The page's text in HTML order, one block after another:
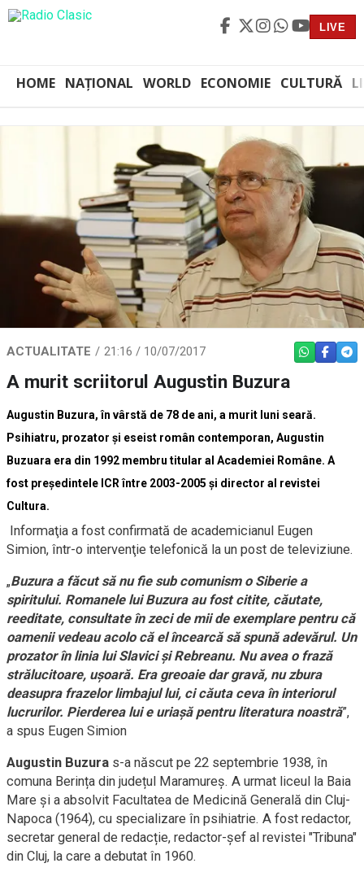
LIVE
HOME NAȚIONAL WORLD ECONOMIE CULTURĂ
ACTUALITATE 21:16 / 10/07/2017 WHATSAPP
A murit scriitorul Augustin Buzura
Augustin Buzura, în vârstă de 78 de ani, a murit luni seară.
Psihiatru, prozator şi eseist român contemporan, Augustin
Buzuara era din 1992 membru titular al Academiei Române. A
fost preşedintele ICR între 2003-2005 şi director al revistei
Cultura.
Informaţia a fost confirmată de academicianul Eugen
Simion, într-o intervenţie telefonică la un post de televiziune.
„Buzura a făcut să nu fie sub comunism o Siberie a
spiritului. Romanele lui Buzura au fost citite, căutate,
reeditate, consultate în zeci de mii de exemplare pentru că
oamenii vedeau acolo că el încearcă să spună adevărul. Un
prozator în linia lui Slavici şi Rebreanu. Nu avea o frază
strălucitoare, uşoară. Era greoaie dar gravă, nu zbura
deasupra frazelor limbajul lui, ci căuta ceva în interiorul
lucrurilor. Pierderea lui e uriaşă pentru literatura noastră”,
a spus Eugen Simion
Augustin Buzura s-a născut pe 22 septembrie 1938, în
comuna Berința din județul Maramureș. A urmat liceul la Baia
Mare și a absolvit Facultatea de Medicină Generală din Cluj-
Napoca (1964), cu specializare în psihiatrie. A fost redactor,
secretar general de redacție, redactor-șef al revistei "Tribuna"
din Cluj, la care a debutat în 1960.